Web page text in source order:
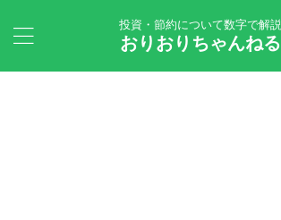
投資・節約について数字で解説
おりおりちゃんねる